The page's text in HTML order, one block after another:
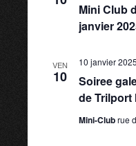
Mini Club
janvier
VEN
10
Soiree
de Trilport
10 janvier
Mini-Clubrue